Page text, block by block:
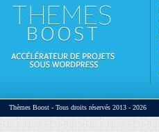
Thèmes Boost - Tous droits réservés 2013 - 2026